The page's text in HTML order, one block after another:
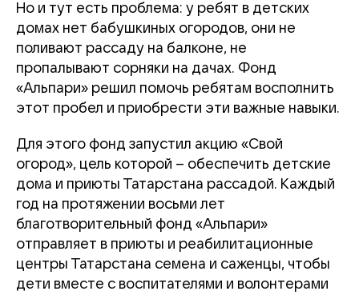
Но и тут есть проблема: у ребят в детских
домах нет бабушкиных огородов, они не
поливают рассаду на балконе, не
пропалывают сорняки на дачах. Фонд
«Альпари» решил помочь ребятам восполнить
этот пробел и приобрести эти важные навыки.
Для этого фонд запустил акцию «Свой
огород», цель которой – обеспечить детские
дома и приюты Татарстана рассадой. Каждый
год на протяжении восьми лет
благотворительный фонд «Альпари»
отправляет в приюты и реабилитационные
центры Татарстана семена и саженцы, чтобы
дети вместе с воспитателями и волонтерами